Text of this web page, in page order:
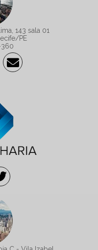
143 sala 01
PE
360